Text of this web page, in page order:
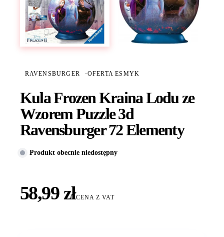
RAVENSBURGER ·OFERTA ESMYK
Kula Frozen Kraina Lodu ze
Wzorem Puzzle 3d
Ravensburger 72 Elementy
Produkt obecnie niedostępny
58,99 złCENA Z VAT